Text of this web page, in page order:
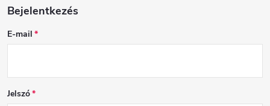
Bejelentkezés
E-mail
Jelszó